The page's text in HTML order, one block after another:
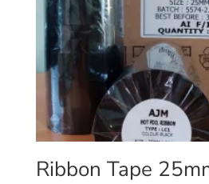
Ribbon Tape